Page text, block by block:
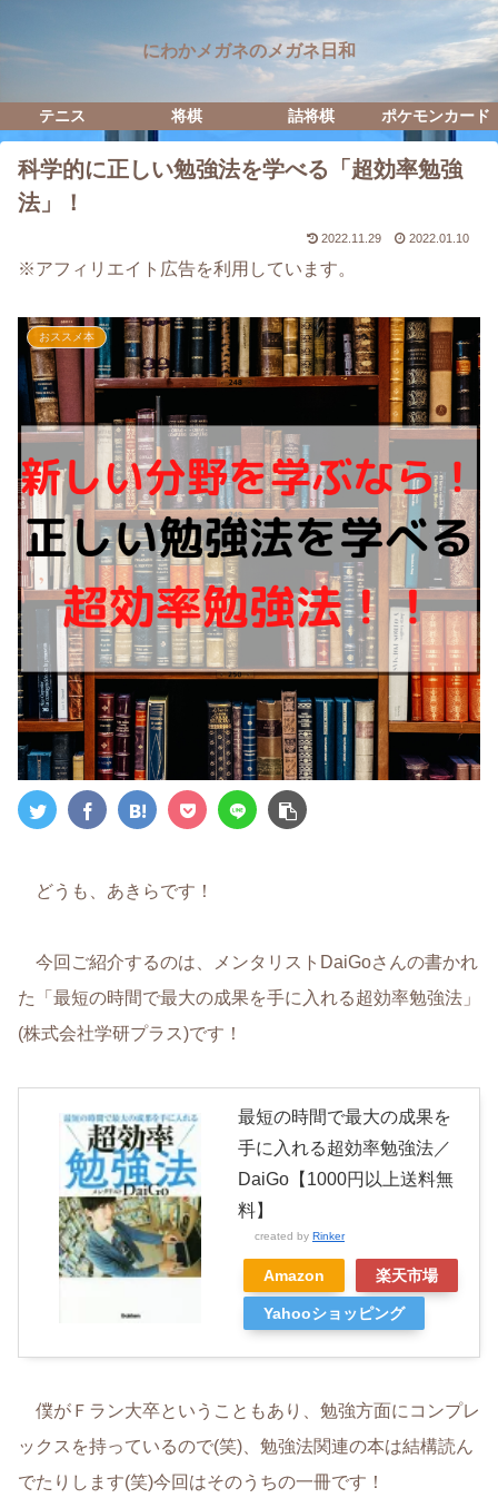
にわかメガネのメガネ日和
テニス 将棋 詰将棋 ポケモンカード
科学的に正しい勉強法を学べる「超効率勉強
法」！
2022.11.29 2022.01.10
※アフィリエイト広告を利用しています。
おススメ本
どうも、あきらです！
今回ご紹介するのは、メンタリストDaiGoさんの書かれ
た「最短の時間で最大の成果を手に入れる超効率勉強法」
(株式会社学研プラス)です！
最短の時間で最大の成果を
手に入れる超効率勉強法／
DaiGo【1000円以上送料無
料】
created by Rinker
Amazon 楽天市場
Yahooショッピング
僕がＦラン大卒ということもあり、勉強方面にコンプレ
ックスを持っているので(笑)、勉強法関連の本は結構読ん
でたりします(笑)今回はそのうちの一冊です！